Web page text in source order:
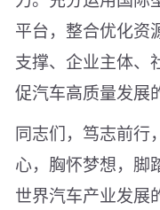
平台，整合优化资
支撑、企业主体、
促汽车高质量发展
同志们，笃志前行
心，胸怀梦想，脚
世界汽车产业发展